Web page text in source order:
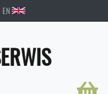
EN